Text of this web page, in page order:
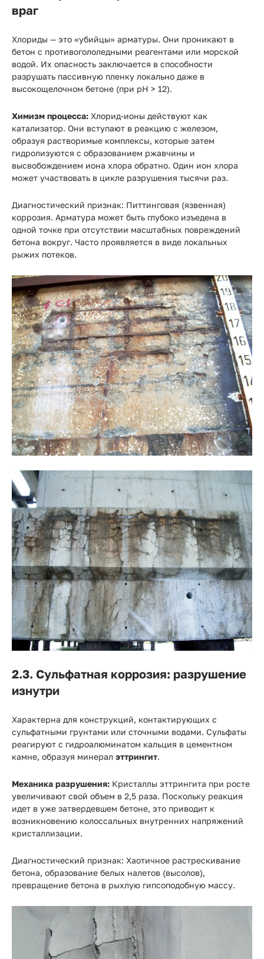
враг
Хлориды — это «убийцы» арматуры. Они проникают в
бетон с противогололедными реагентами или морской
водой. Их опасность заключается в способности
разрушать пассивную пленку локально даже в
высокощелочном бетоне (при pH > 12).
Химизм процесса: Хлорид-ионы действуют как
катализатор. Они вступают в реакцию с железом,
образуя растворимые комплексы, которые затем
гидролизуются с образованием ржавчины и
высвобождением иона хлора обратно. Один ион хлора
может участвовать в цикле разрушения тысячи раз.
Диагностический признак: Питтинговая (язвенная)
коррозия. Арматура может быть глубоко изъедена в
одной точке при отсутствии масштабных повреждений
бетона вокруг. Часто проявляется в виде локальных
рыжих потеков.
2.3. Сульфатная коррозия: разрушение
изнутри
Характерна для конструкций, контактирующих с
сульфатными грунтами или сточными водами. Сульфаты
реагируют с гидроалюминатом кальция в цементном
камне, образуя минерал эттрингит.
Механика разрушения: Кристаллы эттрингита при росте
увеличивают свой объем в 2,5 раза. Поскольку реакция
идет в уже затвердевшем бетоне, это приводит к
возникновению колоссальных внутренних напряжений
кристаллизации.
Диагностический признак: Хаотичное растрескивание
бетона, образование белых налетов (высолов),
превращение бетона в рыхлую гипсоподобную массу.